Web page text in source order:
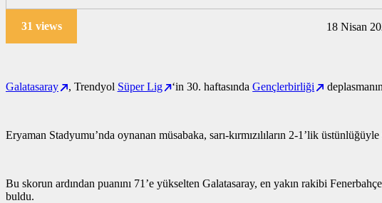
31 views 18 Nisan
Galatasaray , Trendyol Süper Lig ‘in 30. haftasındaGençlerbirliği
Eryaman Stadyumu’nda oynanan müsabaka, sarı-kırmızılıların 2-1’lik üstünlüğüyle
Bu skorun ardından puanını 71’e yükselten Galatasaray, en yakın rakibi
buldu.